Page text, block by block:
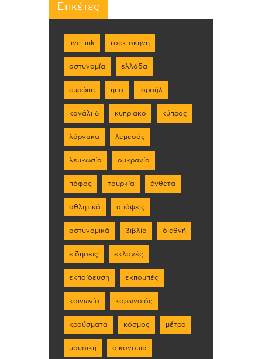
Ετικέτες
live link rock σκηνη
αστυνομία ελλάδα
ευρώπη ηπα ισραήλ
κανάλι 6 κυπριακό κύπρος
λάρνακα λεμεσός
λευκωσία ουκρανία
πάφος τουρκία ένθετα
αθλητικά απόψεις
αστυνομικά βιβλίο διεθνή
ειδήσεις εκλογές
εκπαίδευση εκπομπές
κοινωνία κορωνοϊός
κρούσματα κόσμος μέτρα
μουσική οικονομία